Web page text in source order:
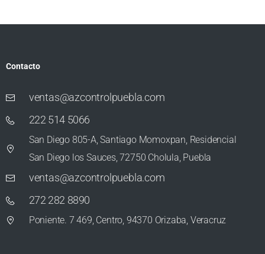
Contacto
ventas@azcontrolpuebla.com
222 514 5066
San Diego 805-A, Santiago Momoxpan, Residencial
San Diego los Sauces, 72750 Cholula, Puebla
ventas@azcontrolpuebla.com
272 282 8890
Poniente. 7 469, Centro, 94370 Orizaba, Veracruz